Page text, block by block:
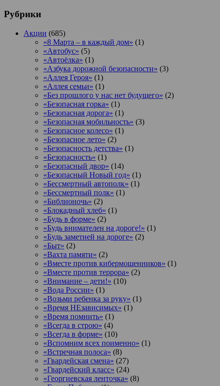
Рубрики
Акции (685)
«8 Марта – в каждый дом» (1)
«Автобус» (5)
«Автоёлка» (1)
«Азбука дорожной безопасности» (3)
«Аллея Героя» (1)
«Аллея семьи» (1)
«Без прошлого у нас нет будущего» (2)
«Безопасная горка» (1)
«Безопасная дорога» (1)
«Безопасная мобильность» (3)
«Безопасное колесо» (1)
«Безопасное лето» (2)
«Безопасность детства» (1)
«Безопасность» (1)
«Безопасный двор» (14)
«Безопасный Новый год» (1)
«Бессмертный автополк» (1)
«Бессмертный полк» (1)
«Библионочь» (2)
«Блокадный хлеб» (1)
«Будь в форме» (2)
«Будь внимателен на дороге!» (1)
«Будь заметней на дороге» (2)
«Быт» (2)
«Вахта памяти» (2)
«Вместе против кибермошенников» (1)
«Вместе против террора» (2)
«Внимание – дети!» (10)
«Вода России» (1)
«Возьми ребенка за руку» (1)
«Время НЕзависимых» (1)
«Время помнить» (1)
«Всегда в строю» (4)
«Всегда в форме» (10)
«Вспомним всех поименно» (1)
«Встречная полоса» (8)
«Гвардейская смена» (27)
«Гвардейский класс» (24)
«Георгиевская ленточка» (8)